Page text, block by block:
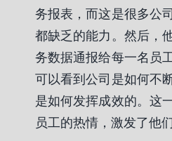
务报表，而这是很多公
都缺乏的能力。然后，
务数据通报给每一名员
可以看到公司是如何不
是如何发挥成效的。这
员工的热情，激发了他